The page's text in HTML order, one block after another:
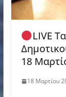
LIVE
18
18 Μαρτίου